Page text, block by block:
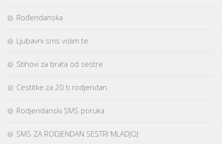
Rođendanska
Ljubavni sms volim te
Stihovi za brata od sestre
Cestitke za 20 ti rodjendan
Rodjendanski SMS poruka
SMS ZA RODJENDAN SESTRI MLADJOJ